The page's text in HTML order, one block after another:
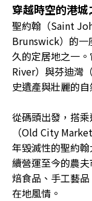
穿越時空的港城
聖約翰（Saint
Brunswick）的一
久的定居地之一
River）與芬迪灣
史遺產與壯麗的自
從碼頭出發，搭
（Old City
年毀滅性的聖約
續營運至今的農
焙食品、手工藝
在地風情。